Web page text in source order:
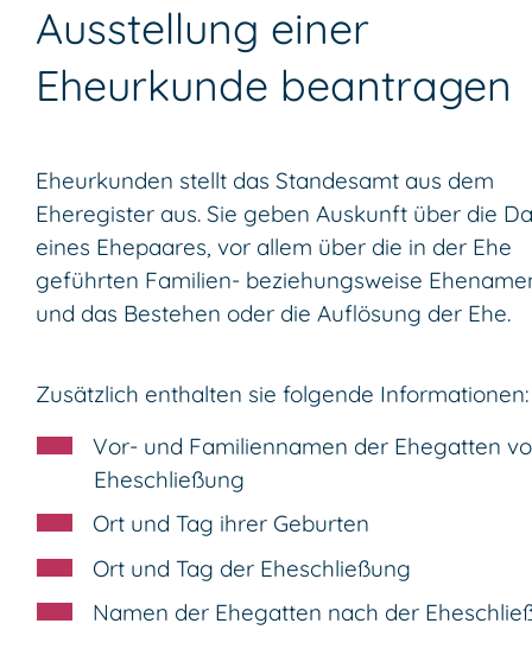
Ausstellung einer
Eheurkunde beantragen
Eheurkunden stellt das Standesamt aus dem
Eheregister aus. Sie geben Auskunft über die
eines Ehepaares, vor allem über die in der Ehe
geführten Familien- beziehungsweise
und das Bestehen oder die Auflösung der Ehe.
Zusätzlich enthalten sie folgende Informationen:
Vor- und Familiennamen der Ehegatten
Eheschließung
Ort und Tag ihrer Geburten
Ort und Tag der Eheschließung
Namen der Ehegatten nach der